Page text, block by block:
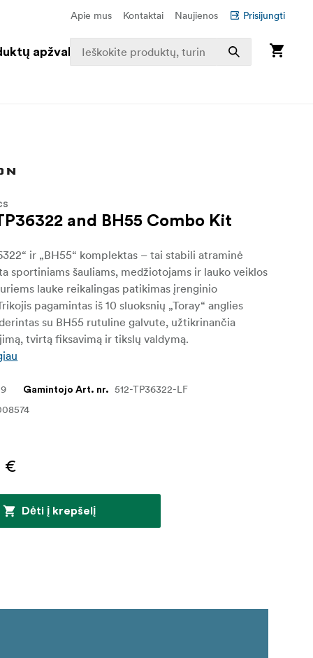
Apie mus Kontaktai Naujienos Prisijungti
apžvalga
and BH55 Combo Kit
ir „BH55“ komplektas – tai stabili atraminė
sportiniams šauliams, medžiotojams ir lauko veiklos
lauke reikalingas patikimas įrenginio
pagamintas iš 10 sluoksnių „Toray“ anglies
su BH55 rutuline galvute, užtikrinančia
tvirtą fiksavimą ir tikslų valdymą.
Gamintojo Art. nr.
512-TP36322-LF
€
Dėti į krepšelį